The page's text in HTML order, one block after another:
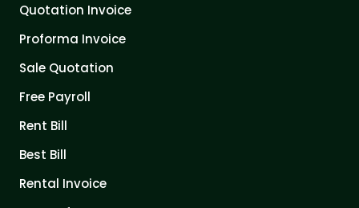
Quotation Invoice
Proforma Invoice
Sale Quotation
Free Payroll
Rent Bill
Best Bill
Rental Invoice